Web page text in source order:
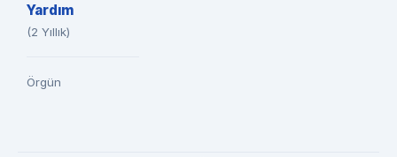
Yardım
(2 Yıllık)
Örgün